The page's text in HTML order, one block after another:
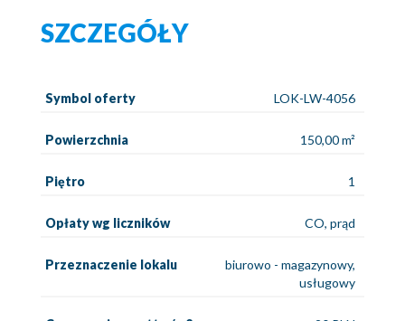
SZCZEGÓŁY
Symbol oferty LOK-LW-4056
Powierzchnia 150,00 m²
Piętro 1
Opłaty wg liczników CO, prąd
Przeznaczenie lokalu
biurowo - magazynowy,
usługowy